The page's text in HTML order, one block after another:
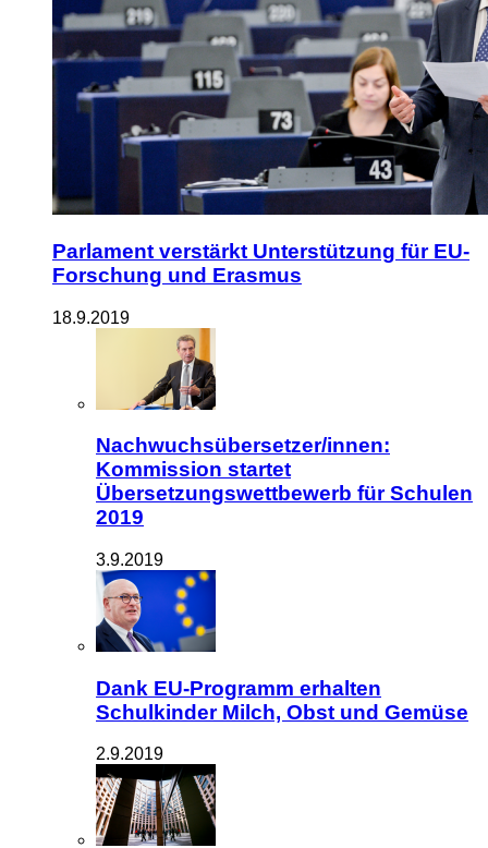
Parlament verstärkt Unterstützung für EU-
Forschung und Erasmus
18.9.2019
Nachwuchsübersetzer/innen:
Kommission startet
Übersetzungswettbewerb für Schulen
2019
3.9.2019
Dank EU-Programm erhalten
Schulkinder Milch, Obst und Gemüse
2.9.2019